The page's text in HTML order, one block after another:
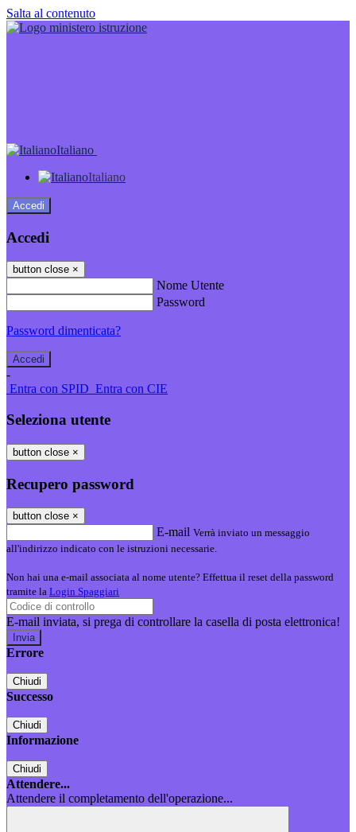
Salta al contenuto
Italiano
Italiano
Accedi
Accedi
button close ×
Nome Utente
Password
Password dimenticata?
-
Entra con SPID Entra con CIE
Seleziona utente
button close ×
Recupero password
button close ×
E-mail Verrà inviato un messaggio
all'indirizzo indicato con le istruzioni necessarie.
Non hai una e-mail associata al nome utente? Effettua il reset della password
tramite la Login Spaggiari
E-mail inviata, si prega di controllare la casella di posta elettronica!
Errore
Chiudi
Successo
Chiudi
Informazione
Chiudi
Attendere...
Attendere il completamento dell'operazione...